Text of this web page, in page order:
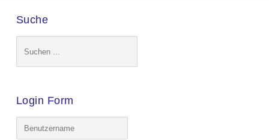
Suche
Login Form